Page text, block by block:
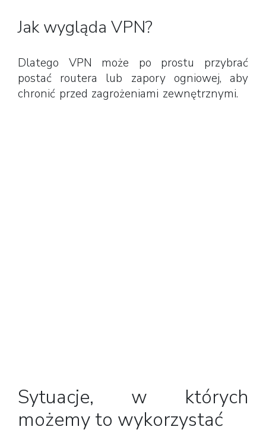
Jak wygląda VPN?
Dlatego VPN może po prostu przybrać
postać routera lub zapory ogniowej, aby
chronić przed zagrożeniami zewnętrznymi.
Sytuacje, w których
możemy to wykorzystać